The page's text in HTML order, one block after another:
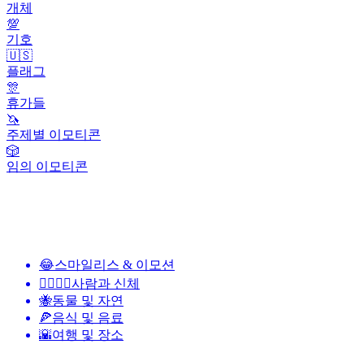
개체
💯
기호
🇺🇸
플래그
🎊
휴가들
🦄
주제별 이모티콘
🎲
임의 이모티콘
😂스마일리스 & 이모션
👩‍❤️‍💋‍👨사람과 신체
🐝동물 및 자연
🍕음식 및 음료
🌇여행 및 장소